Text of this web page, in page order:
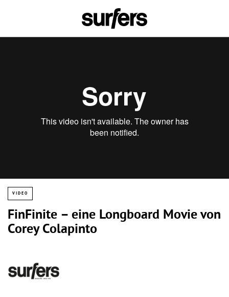
VIDEO
FinFinite – eine Longboard Movie von
Corey Colapinto